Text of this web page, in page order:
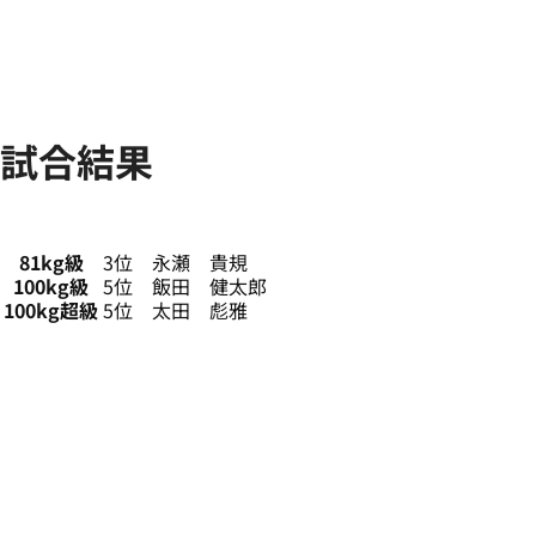
試合結果
81kg級
3位 永瀬 貴規
100kg級 5位 飯田 健太郎
100kg超級5位 太田 彪雅